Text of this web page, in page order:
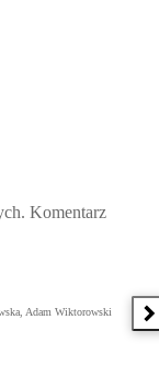
Komentarz
Adam Wiktorowski